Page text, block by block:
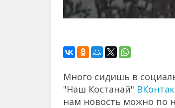
Много сидишь в
"Наш Костанай"
нам новость можно по